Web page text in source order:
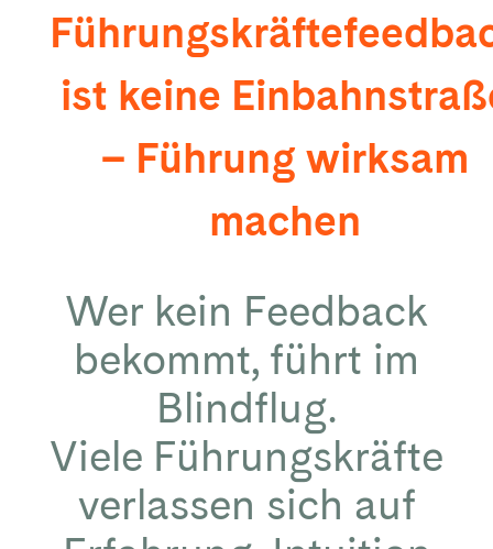
ist keine
– Führung wirksam
machen
Wer kein Feedback
bekommt, führt im
Blindflug.
Viele Führungskräfte
verlassen sich auf